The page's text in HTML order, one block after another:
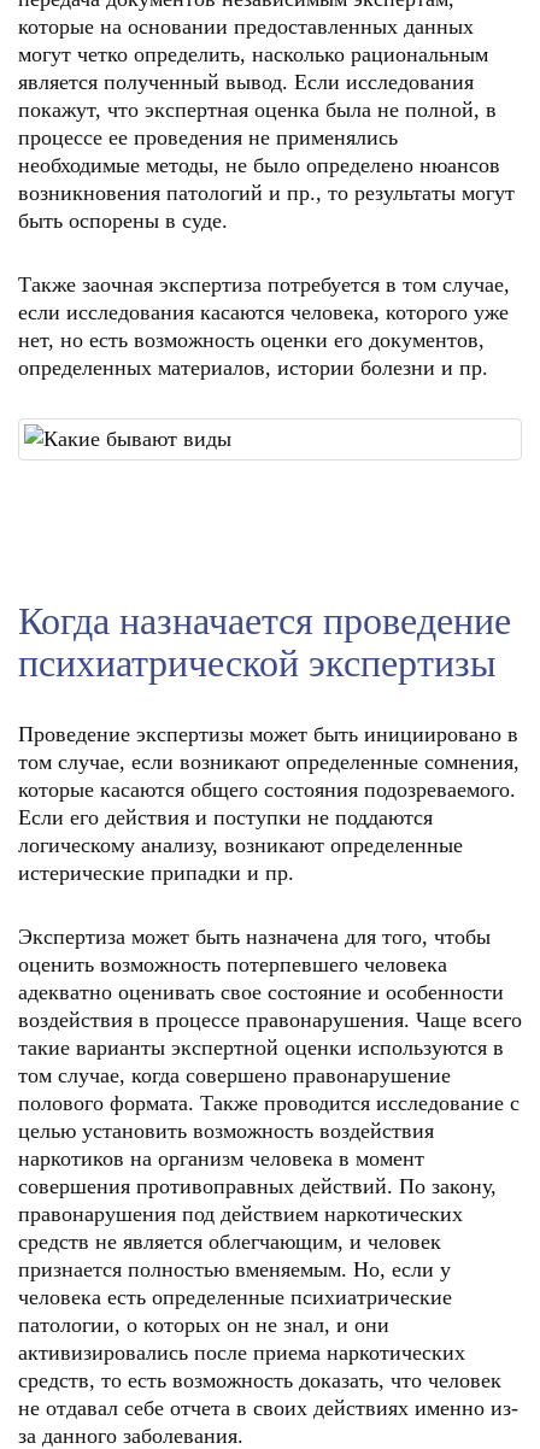
которые на основании предоставленных данных
могут четко определить, насколько рациональным
является полученный вывод. Если исследования
покажут, что экспертная оценка была не полной, в
процессе ее проведения не применялись
необходимые методы, не было определено нюансов
возникновения патологий и пр., то результаты могут
быть оспорены в суде.
Также заочная экспертиза потребуется в том случае,
если исследования касаются человека, которого уже
нет, но есть возможность оценки его документов,
определенных материалов, истории болезни и пр.
Когда назначается проведение
психиатрической экспертизы
Проведение экспертизы может быть инициировано в
том случае, если возникают определенные сомнения,
которые касаются общего состояния подозреваемого.
Если его действия и поступки не поддаются
логическому анализу, возникают определенные
истерические припадки и пр.
Экспертиза может быть назначена для того, чтобы
оценить возможность потерпевшего человека
адекватно оценивать свое состояние и особенности
воздействия в процессе правонарушения. Чаще всего
такие варианты экспертной оценки используются в
том случае, когда совершено правонарушение
полового формата. Также проводится исследование с
целью установить возможность воздействия
наркотиков на организм человека в момент
совершения противоправных действий. По закону,
правонарушения под действием наркотических
средств не является облегчающим, и человек
признается полностью вменяемым. Но, если у
человека есть определенные психиатрические
патологии, о которых он не знал, и они
активизировались после приема наркотических
средств, то есть возможность доказать, что человек
не отдавал себе отчета в своих действиях именно из-
за данного заболевания.